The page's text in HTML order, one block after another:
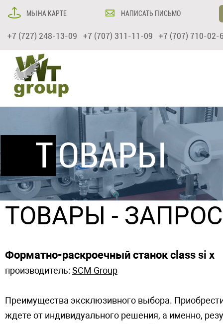
МЫ НА КАРТЕ НАПИСАТЬ ПИСЬМО
+7 (727) 248-13-09 +7 (707) 311-11-09 +7 (707) 710-02-
ТОВАРЫ
ТОВАРЫ -
Форматно-раскроечный станок class si x
производитель: SCM Group
Преимущества эксклюзивного выбора.
ждете от индивидуального решения, а именно,